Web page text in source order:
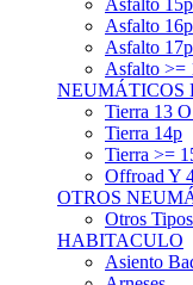
Asfalto 17p
Asfalto >=
NEUMÁTICOS
Tierra 13
Tierra 14p
Tierra >=
Offroad Y
OTROS
Otros
HABITACULO
Asiento
Arneses
Volantes